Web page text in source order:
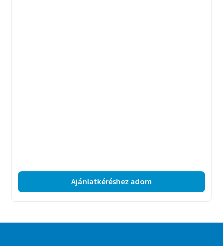
Ajánlatkéréshez adom